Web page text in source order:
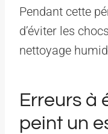
Pendant cette
d’éviter les
nettoyage
Erreurs à
peint un